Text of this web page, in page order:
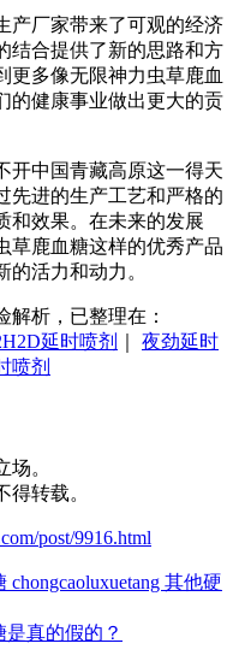
产厂家带来了可观的经济
结合提供了新的思路和方
更多像无限神力虫草鹿血
的健康事业做出更大的贡
开中国青藏高原这一得天
先进的生产工艺和严格的
和效果。在未来的发展
草鹿血糖这样的优秀产品
活力和动力。
析，已整理在：
延时喷剂
夜劲延时
喷剂
。
转载。
post/9916.html
其他硬
真的假的？